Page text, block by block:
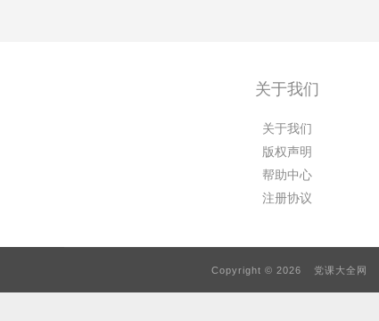
关于我们
关于我们
版权声明
帮助中心
注册协议
Copyright © 2026 党课大全网